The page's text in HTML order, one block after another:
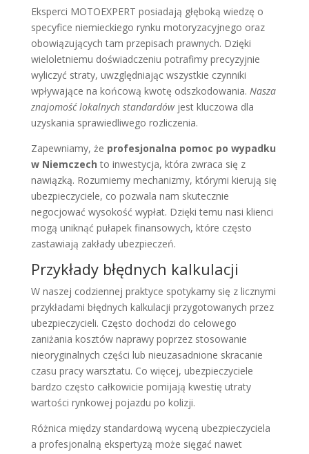
Eksperci MOTOEXPERT posiadają głęboką wiedzę o
specyfice niemieckiego rynku motoryzacyjnego oraz
obowiązujących tam przepisach prawnych. Dzięki
wieloletniemu doświadczeniu potrafimy precyzyjnie
wyliczyć straty, uwzględniając wszystkie czynniki
wpływające na końcową kwotę odszkodowania. Nasza
znajomość lokalnych standardówjest kluczowa dla
uzyskania sprawiedliwego rozliczenia.
Zapewniamy, że profesjonalna pomoc po wypadku
w Niemczech to inwestycja, która zwraca się z
nawiązką. Rozumiemy mechanizmy, którymi kierują się
ubezpieczyciele, co pozwala nam skutecznie
negocjować wysokość wypłat. Dzięki temu nasi klienci
mogą uniknąć pułapek finansowych, które często
zastawiają zakłady ubezpieczeń.
Przykłady błędnych kalkulacji
W naszej codziennej praktyce spotykamy się z licznymi
przykładami błędnych kalkulacji przygotowanych przez
ubezpieczycieli. Często dochodzi do celowego
zaniżania kosztów naprawy poprzez stosowanie
nieoryginalnych części lub nieuzasadnione skracanie
czasu pracy warsztatu. Co więcej, ubezpieczyciele
bardzo często całkowicie pomijają kwestię utraty
wartości rynkowej pojazdu po kolizji.
Różnica między standardową wyceną ubezpieczyciela
a profesjonalną ekspertyzą może sięgać nawet